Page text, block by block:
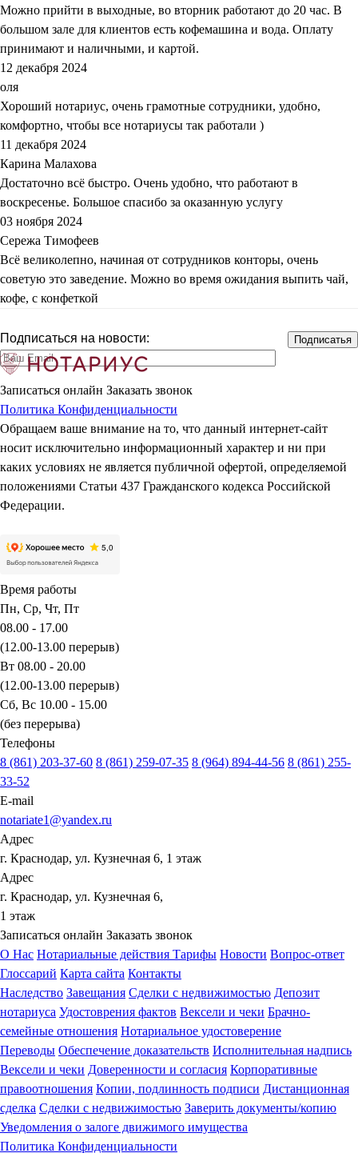
Можно прийти в выходные, во вторник работают до 20 час. В
большом зале для клиентов есть кофемашина и вода. Оплату
принимают и наличными, и картой.
12 декабря 2024
оля
Хороший нотариус, очень грамотные сотрудники, удобно,
комфортно, чтобы все нотариусы так работали )
11 декабря 2024
Карина Малахова
Достаточно всё быстро. Очень удобно, что работают в
воскресенье. Большое спасибо за оказанную услугу
03 ноября 2024
Сережа Тимофеев
Всё великолепно, начиная от сотрудников конторы, очень
советую это заведение. Можно во время ожидания выпить чай,
кофе, с конфеткой
Подписаться на новости:
Записаться онлайн Заказать звонок
Политика Конфиденциальности
Обращаем ваше внимание на то, что данный интернет-сайт
носит исключительно информационный характер и ни при
каких условиях не является публичной офертой, определяемой
положениями Статьи 437 Гражданского кодекса Российской
Федерации.
Время работы
Пн, Ср, Чт, Пт
08.00 - 17.00
(12.00-13.00 перерыв)
Вт 08.00 - 20.00
(12.00-13.00 перерыв)
Сб, Вс 10.00 - 15.00
(без перерыва)
Телефоны
8 (861) 203-37-60 8 (861) 259-07-35 8 (964) 894-44-56 8 (861) 255-
33-52
E-mail
notariate1@yandex.ru
Адрес
г. Краснодар, ул. Кузнечная 6, 1 этаж
Адрес
г. Краснодар, ул. Кузнечная 6,
1 этаж
Записаться онлайн Заказать звонок
О Нас Нотариальные действия Тарифы Новости Вопрос-ответ
Глоссарий Карта сайта Контакты
Наследство Завещания Сделки с недвижимостью Депозит
нотариуса Удостоврения фактов Вексели и чеки Брачно-
семейные отношения Нотариальное удостоверение
Переводы Обеспечение доказательств Исполнительная надпись
Вексели и чеки Доверенности и согласия Корпоративные
правоотношения Копии, подлинность подписи Дистанционная
сделка Сделки с недвижимостью Заверить документы/копию
Уведомления о залоге движимого имущества
Политика Конфиденциальности